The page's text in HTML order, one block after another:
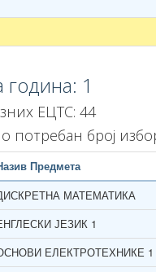
1
ЕЦТС: 44
потребан број
Предмета
МАТЕМАТИКА
ЈЕЗИК 1
ЕЛЕКТРОТЕХНИКЕ 1